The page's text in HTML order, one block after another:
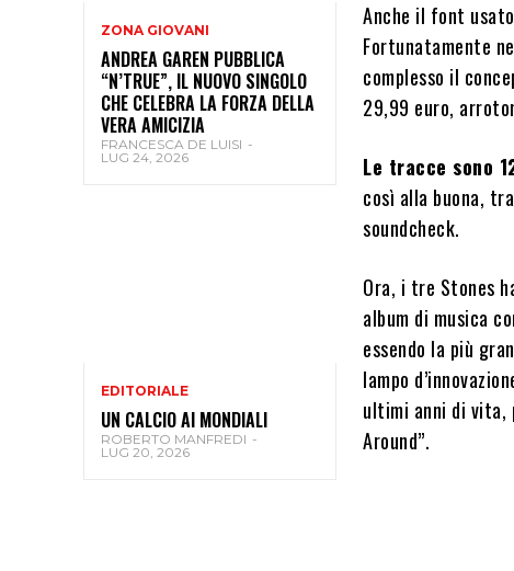
ZONA GIOVANI
ANDREA GAREN PUBBLICA
“N’TRUE”, IL NUOVO SINGOLO
CHE CELEBRA LA FORZA DELLA
VERA AMICIZIA
FRANCESCA DE LUISI -
LUG 24, 2026
EDITORIALE
UN CALCIO AI MONDIALI
ROBERTO MANFREDI -
LUG 20, 2026
Anche il font
Fortunatamente
complesso il
29,99 euro,
Le tracce sono
così alla buona,
soundcheck.
Ora, i tre Stones
album di musica
essendo la più
lampo
ultimi anni di vita,
Around”.